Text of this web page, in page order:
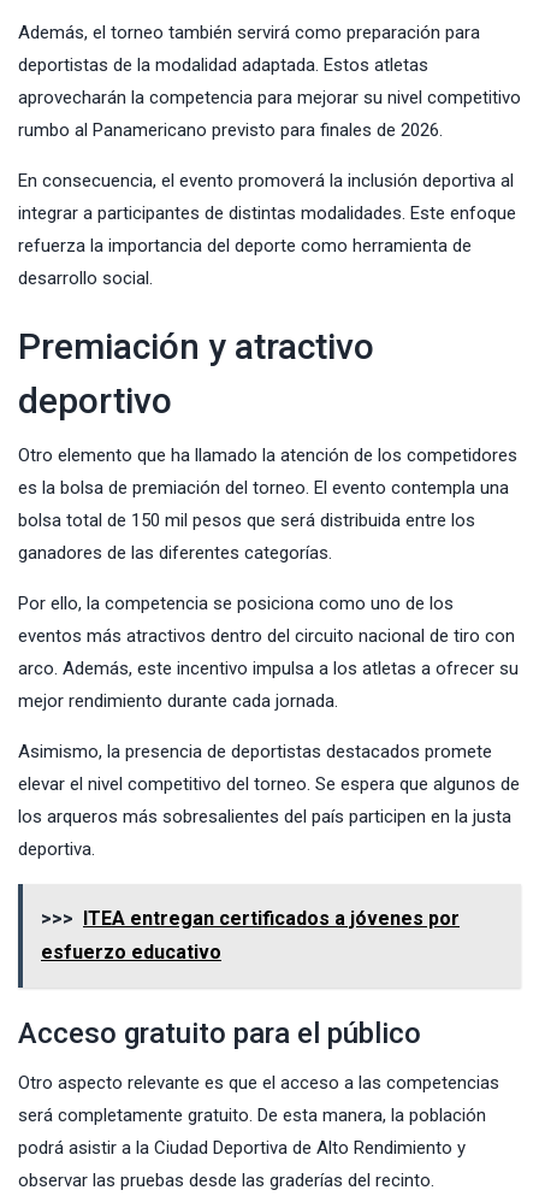
Además, el torneo también servirá como preparación para
deportistas de la modalidad adaptada. Estos atletas
aprovecharán la competencia para mejorar su nivel competitivo
rumbo al Panamericano previsto para finales de 2026.
En consecuencia, el evento promoverá la inclusión deportiva al
integrar a participantes de distintas modalidades. Este enfoque
refuerza la importancia del deporte como herramienta de
desarrollo social.
Premiación y atractivo
deportivo
Otro elemento que ha llamado la atención de los competidores
es la bolsa de premiación del torneo. El evento contempla una
bolsa total de 150 mil pesos que será distribuida entre los
ganadores de las diferentes categorías.
Por ello, la competencia se posiciona como uno de los
eventos más atractivos dentro del circuito nacional de tiro con
arco. Además, este incentivo impulsa a los atletas a ofrecer su
mejor rendimiento durante cada jornada.
Asimismo, la presencia de deportistas destacados promete
elevar el nivel competitivo del torneo. Se espera que algunos de
los arqueros más sobresalientes del país participen en la justa
deportiva.
>>> ITEA entregan certificados a jóvenes por
esfuerzo educativo
Acceso gratuito para el público
Otro aspecto relevante es que el acceso a las competencias
será completamente gratuito. De esta manera, la población
podrá asistir a la Ciudad Deportiva de Alto Rendimiento y
observar las pruebas desde las graderías del recinto.